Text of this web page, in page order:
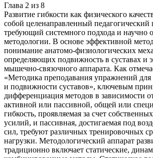
Глава 2 из 8
Развитие гибкости как физического
собой целенаправленный педагогический
требующий системного подхода и научно
методологии. В основе эффективной
понимание анатомо-физиологических
определяющих подвижность в суставах и
мышечно-связочного аппарата. Как
«Методика преподавания упражнений для
и подвижности суставов», ключевым
дифференциация методов в зависимости
активной или пассивной, общей или
гибкость, проявляемая за счет
усилий, и пассивная, достигаемая под
сил, требуют различных тренировочных
нагрузки. Методологический аппарат
традиционно включает статические,